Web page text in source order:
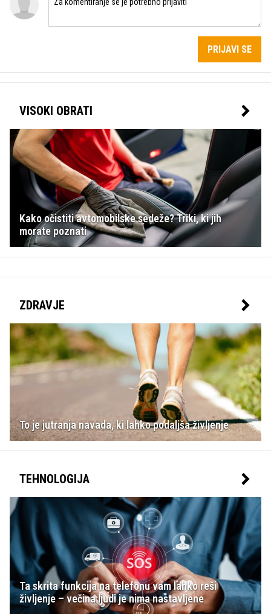
PRIJAVI SE
VISOKI OBRATI
Kako očistiti avtomobilske sedeže? Triki, ki jih
morate poznati
ZDRAVJE
To je jutranja navada, ki lahko podaljša življenje
TEHNOLOGIJA
Ta skrita funkcija na telefonu vam lahko reši
življenje – večina ljudi je nima nastavljene